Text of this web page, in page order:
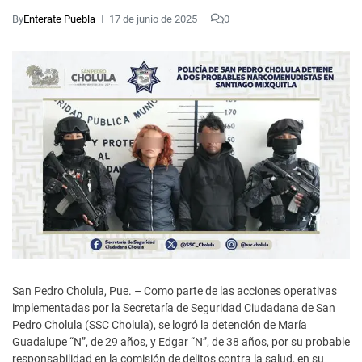
ByEnterate Puebla 17 de junio de 2025 0
San Pedro Cholula, Pue. – Como parte de las acciones operativas
implementadas por la Secretaría de Seguridad Ciudadana de San
Pedro Cholula (SSC Cholula), se logró la detención de María
Guadalupe “N”, de 29 años, y Edgar “N”, de 38 años, por su probable
responsabilidad en la comisión de delitos contra la salud, en su